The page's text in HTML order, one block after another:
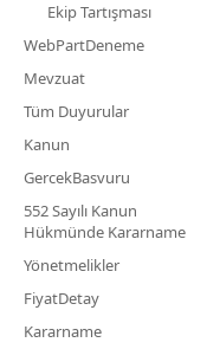
Ekip Tartışması
WebPartDeneme
Mevzuat
Tüm Duyurular
Kanun
GercekBasvuru
552 Sayılı Kanun
Hükmünde Kararname
Yönetmelikler
FiyatDetay
Kararname